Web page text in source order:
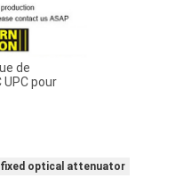
fixed optical attenuator